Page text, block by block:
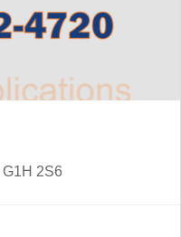
G1H 2S6